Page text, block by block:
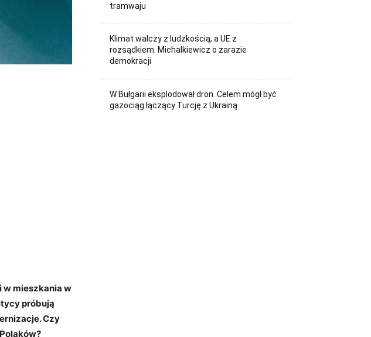
mieszkania w
próbują
Czy
tramwaju
Klimat walczy z ludzkością, a UE z
rozsądkiem. Michalkiewicz o zarazie
demokracji
W Bułgarii eksplodował dron. Celem mógł być
gazociąg łączący Turcję z Ukrainą